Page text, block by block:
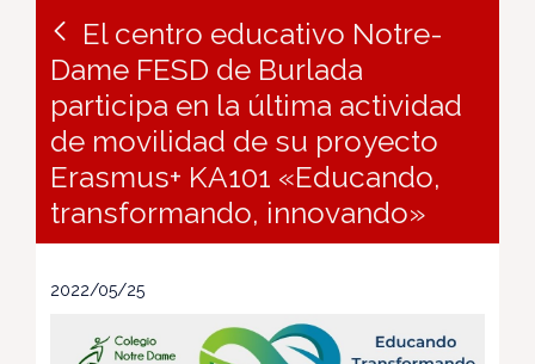
El centro educativo Notre-
Dame FESD de Burlada
participa en la última actividad
de movilidad de su proyecto
Erasmus+ KA101 «Educando,
transformando, innovando»
2022/05/25